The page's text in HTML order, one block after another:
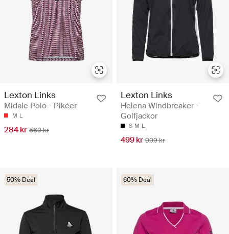
Lexton Links
Midale Polo - Pikéer
M L
284 kr 569 kr
Lexton Links
Helena Windbreaker -
Golfjackor
S M L
499 kr 999 kr
50% Deal 60% Deal